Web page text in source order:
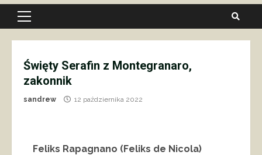
Primary
Święty Serafin z Montegranaro,
zakonnik
sandrew 12 października 2022
Feliks Rapagnano (Feliks de Nicola)